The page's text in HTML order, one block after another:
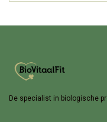
De specialist in biologische